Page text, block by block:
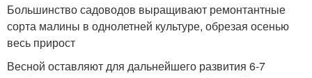
Большинство садоводов выращивают ремонтантные
сорта малины в однолетней культуре, обрезая осенью
весь прирост
Весной оставляют для дальнейшего развития 6-7